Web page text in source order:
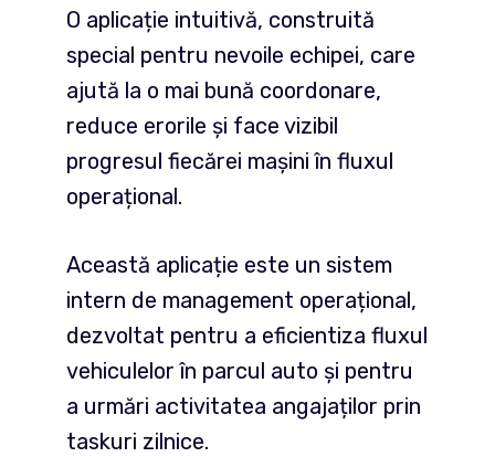
O aplicație intuitivă, construită
special pentru nevoile echipei, care
ajută la o mai bună coordonare,
reduce erorile și face vizibil
progresul fiecărei mașini în fluxul
operațional.
Această aplicație este un sistem
intern de management operațional,
dezvoltat pentru a eficientiza fluxul
vehiculelor în parcul auto și pentru
a urmări activitatea angajaților prin
taskuri zilnice.